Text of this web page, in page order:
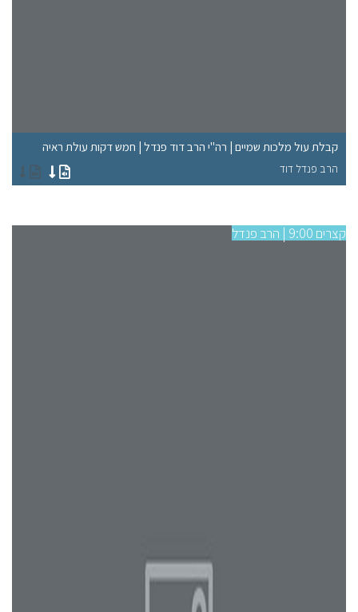
קבלת עול מלכות שמיים | רה"י הרב דוד פנדל | חמש דקות עולת ראיה
הרב פנדל דוד
קצרים 9:00 | הרב פנדל